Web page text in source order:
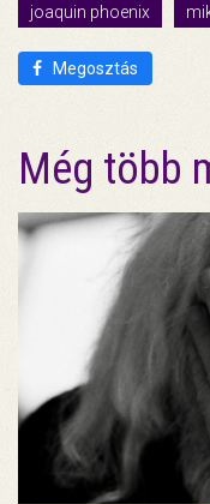
joaquin phoenix
Megosztás
Még több